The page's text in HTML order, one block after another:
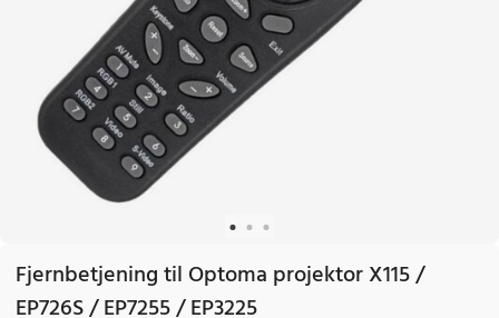
Fjernbetjening til Optoma projektor X115 /
EP726S / EP7255 / EP3225